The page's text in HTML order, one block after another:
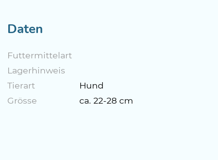
Daten
Futtermittelart
Lagerhinweis
Tierart
Hund
Grösse
ca. 22-28 cm